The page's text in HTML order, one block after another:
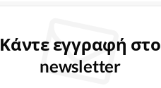
Κάντε εγγραφή στο
newsletter